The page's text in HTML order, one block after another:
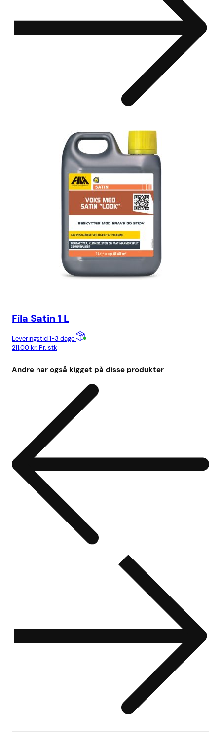
Fila Satin 1 L
Leveringstid 1-3 dage
211,00kr. Pr. stk
Andre har også kigget på disse produkter